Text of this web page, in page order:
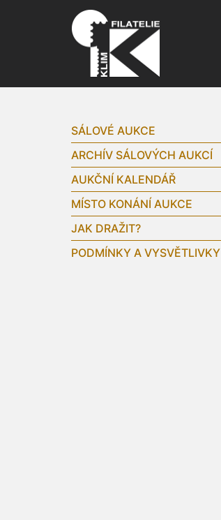
SÁLOVÉ AUKCE
ARCHÍV SÁLOVÝCH AUKCÍ
AUKČNÍ KALENDÁŘ
MÍSTO KONÁNÍ AUKCE
JAK DRAŽIT?
PODMÍNKY A VYSVĚTLIVKY